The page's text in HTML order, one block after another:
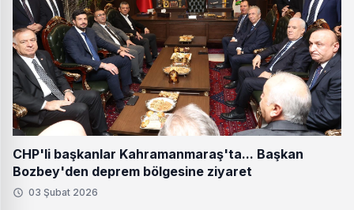
CHP'li başkanlar Kahramanmaraş'ta... Başkan
Bozbey'den deprem bölgesine ziyaret
03 Şubat 2026